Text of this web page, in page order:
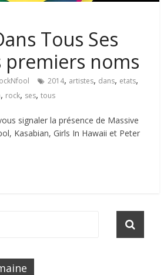
Tous Ses
premiers noms
2014, artistes, dans, etats,
, rock, ses,tous
signaler la présence de Massive
Kasabian, Girls In Hawaii et Peter